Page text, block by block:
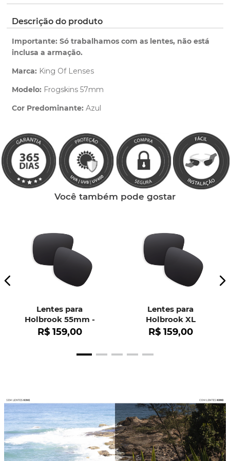
Saiba maissobre nossa garantia completa.
redirecionado para nossa Central de Ajuda.
Descrição do produto
Importante: Só trabalhamos com as lentes, não está
inclusa a armação.
Marca: King Of Lenses
Modelo: Frogskins 57mm
Cor Predominante: Azul
Você também pode gostar
Lentes para
Holbrook 55mm -
OO9102
R$ 159,00
Lentes para
Holbrook XL
R$ 159,00